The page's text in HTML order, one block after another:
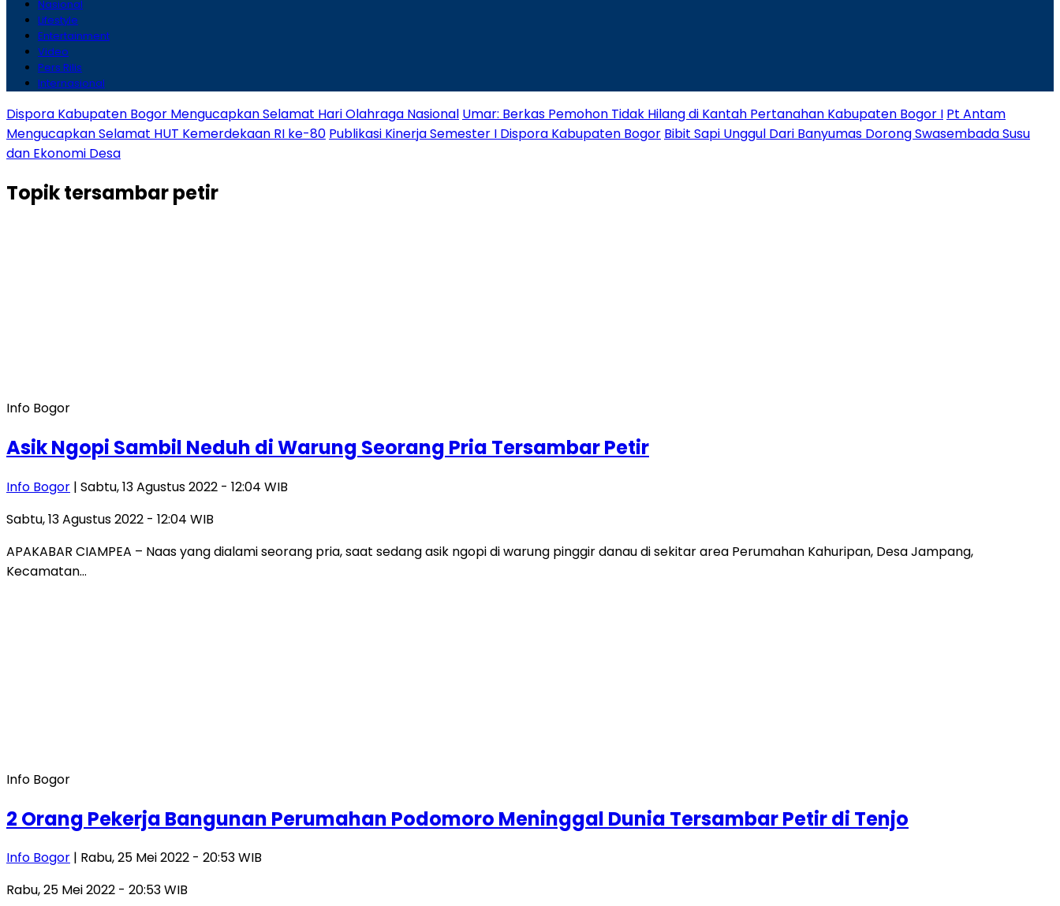
Nasional
Lifestyle
Entertainment
Video
Pers Rilis
Internasional
Dispora Kabupaten Bogor Mengucapkan Selamat Hari Olahraga Nasional Umar: Berkas Pemohon Tidak Hilang di Kantah Pertanahan Kabupaten Bogor I Pt Antam
Mengucapkan Selamat HUT Kemerdekaan RI ke-80 Publikasi Kinerja Semester I Dispora Kabupaten Bogor Bibit Sapi Unggul Dari Banyumas Dorong Swasembada Susu
dan Ekonomi Desa
Topiktersambar petir
Info Bogor
Asik Ngopi Sambil Neduh di Warung Seorang Pria Tersambar Petir
Info Bogor | Sabtu, 13 Agustus 2022 - 12:04 WIB
Sabtu, 13 Agustus 2022 - 12:04 WIB
APAKABAR CIAMPEA – Naas yang dialami seorang pria, saat sedang asik ngopi di warung pinggir danau di sekitar area Perumahan Kahuripan, Desa Jampang,
Kecamatan…
Info Bogor
2 Orang Pekerja Bangunan Perumahan Podomoro Meninggal Dunia Tersambar Petir di Tenjo
Info Bogor | Rabu, 25 Mei 2022 - 20:53 WIB
Rabu, 25 Mei 2022 - 20:53 WIB